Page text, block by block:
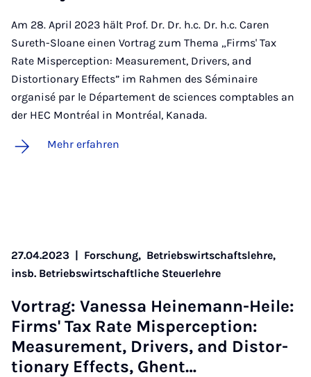
Am 28. April 2023 hält Prof. Dr. Dr. h.c. Dr. h.c. Caren
Sureth-Sloane einen Vortrag zum Thema „Firms' Tax
Rate Misperception: Measurement, Drivers, and
Distortionary Effects” im Rahmen des Séminaire
organisé par le Département de sciences comptables an
der HEC Montréal in Montréal, Kanada.
Mehr erfahren
27.04.2023 | Forschung, Betriebswirtschaftslehre,
insb. Betriebswirtschaftliche Steuerlehre
Vor­trag: Va­nes­sa Hei­ne­mann-Hei­le:
Firms' Tax Ra­te Mis­per­cep­ti­on:
Mea­su­re­ment, Dri­vers, and Dis­tor­
ti­o­na­ry Ef­fects, Ghent…